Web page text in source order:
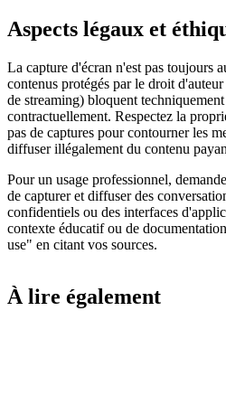
Aspects légaux et
La capture d'écran n'est pas toujours
contenus protégés par le droit
de streaming) bloquent
contractuellement. Respectez la
pas de captures pour contourner les
diffuser illégalement du contenu
Pour un usage professionnel,
de capturer et diffuser des
confidentiels ou des interfaces
contexte éducatif ou de
use" en citant vos sources.
À lire également